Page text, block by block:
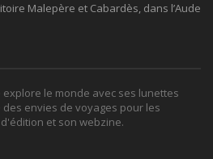
Malepère et Cabardès, dans l’Aude
le monde avec ses lunettes
envies de voyages pour les
et son webzine.